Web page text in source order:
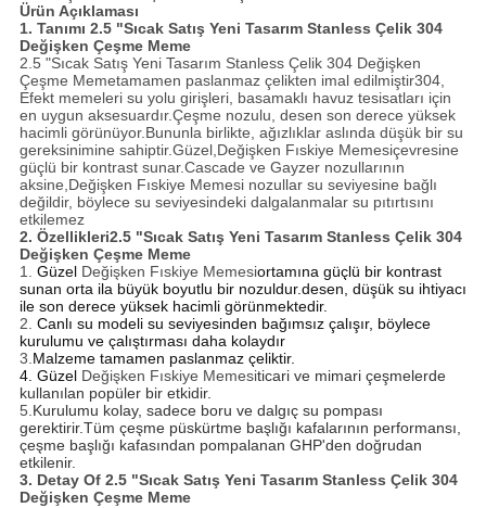
Ürün Açıklaması
1. Tanımı 2.5 "Sıcak Satış Yeni Tasarım Stanless Çelik 304
Değişken Çeşme Meme
2.5 "Sıcak Satış Yeni Tasarım Stanless Çelik 304 Değişken
Çeşme Memetamamen paslanmaz çelikten imal edilmiştir304,
Efekt memeleri su yolu girişleri, basamaklı havuz tesisatları için
en uygun aksesuardır.Çeşme nozulu, desen son derece yüksek
hacimli görünüyor.Bununla birlikte, ağızlıklar aslında düşük bir su
gereksinimine sahiptir.Güzel,Değişken Fıskiye Memesiçevresine
güçlü bir kontrast sunar.Cascade ve Gayzer nozullarının
aksine,Değişken Fıskiye Memesinozullar su seviyesine bağlı
değildir, böylece su seviyesindeki dalgalanmalar su pıtırtısını
etkilemez
2. Özellikleri2.5 "Sıcak Satış Yeni Tasarım Stanless Çelik 304
Değişken Çeşme Meme
1. Güzel Değişken Fıskiye Memesiortamına güçlü bir kontrast
sunan orta ila büyük boyutlu bir nozuldur.desen, düşük su ihtiyacı
ile son derece yüksek hacimli görünmektedir.
2. Canlı su modeli su seviyesinden bağımsız çalışır, böylece
kurulumu ve çalıştırması daha kolaydır
3.Malzeme tamamen paslanmaz çeliktir.
4. Güzel Değişken Fıskiye Memesiticari ve mimari çeşmelerde
kullanılan popüler bir etkidir.
5.Kurulumu kolay, sadece boru ve dalgıç su pompası
gerektirir.Tüm çeşme püskürtme başlığı kafalarının performansı,
çeşme başlığı kafasından pompalanan GHP'den doğrudan
etkilenir.
3. Detay Of 2.5 "Sıcak Satış Yeni Tasarım Stanless Çelik 304
Değişken Çeşme Meme